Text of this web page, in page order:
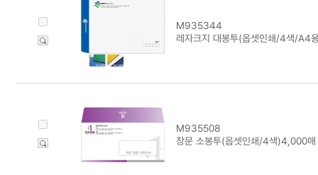
M935344
레자크지 대봉투(옵셋인쇄/4색/A4
M935508
창문 소봉투(옵셋인쇄/4색)4,000매